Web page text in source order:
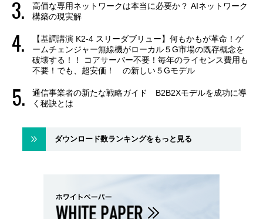
高価な専用ネットワークは本当に必要か？ AIネットワーク
構築の現実解
【基調講演 K2-4 スリーダブリュー】何もかもが革命！ゲ
ームチェンジャー無線機がローカル５G市場の既存概念を
破壊する！！ コアサーバー不要！毎年のライセンス費用も
不要！でも、超安価！ の新しい５Gモデル
通信事業者の新たな戦略ガイド B2B2Xモデルを成功に導
く秘訣とは
ダウンロード数ランキングをもっと見る